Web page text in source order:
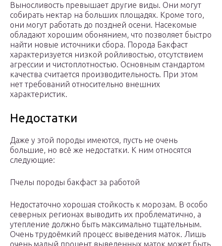
Выносливость превышает другие виды. Они могут
собирать нектар на больших площадях. Кроме того,
они могут работать до поздней осени. Насекомые
обладают хорошим обонянием, что позволяет быстро
найти новые источники сбора. Порода Бакфаст
характеризуется низкой ройливостью, отсутствием
агрессии и чистоплотностью. Основным стандартом
качества считается производительность. При этом
нет требований относительно внешних
характеристик.
Недостатки
Даже у этой породы имеются, пусть не очень
большие, но всё же недостатки. К ним относятся
следующие:
Пчелы породы бакфаст за работой
Недостаточно хорошая стойкость к морозам. В особо
северных регионах выводить их проблематично, а
утепление должно быть максимально тщательным.
Очень трудоёмкий процесс выведения маток. Лишь
очень малый процент выведенных маток может быть